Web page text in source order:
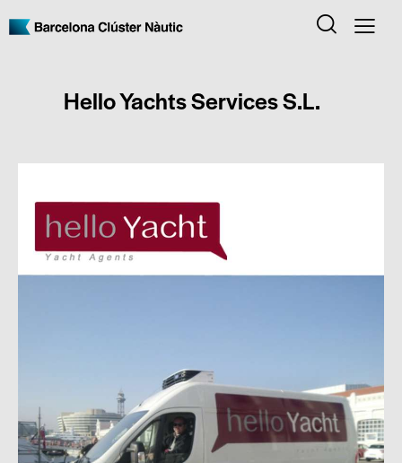
Hello Yachts Services S.L.